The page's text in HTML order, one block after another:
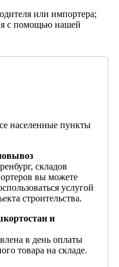
или импортера;
с помощью нашей
населенные пункты
складов
вы можете
услугой
строительства.
и
в день оплаты
товара на складе.